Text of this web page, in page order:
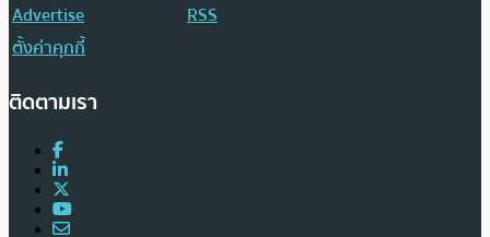
Advertise
RSS
ตั้งค่าคุกกี้
ติดตามเรา